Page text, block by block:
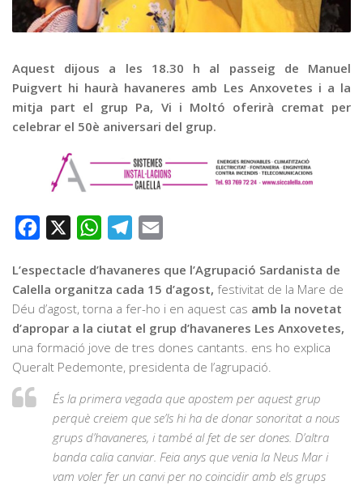
Publicitat
Contacte
Aquest dijous a les 18.30 h al passeig de Manuel
Puigvert hi haurà havaneres amb Les Anxovetes i a la
mitja part el grup Pa, Vi i Moltó oferirà cremat per
celebrar el 50è aniversari del grup.
Facebook WhatsAppTelegram
L’espectacle d’havaneres que l’Agrupació Sardanista de
Calella organitza cada 15 d’agost, festivitat de la Mare de
Déu d’agost, torna a fer-ho i en aquest cas amb la novetat
d’apropar a la ciutat el grup d’havaneres Les Anxovetes,
una formació jove de tres dones cantants. ens ho explica
Queralt Pedemonte, presidenta de l’agrupació.
És la primera vegada que apostem per aquest grup
perquè creiem que se’ls hi ha de donar sonoritat a nous
grups d’havaneres, i també al fet de ser dones. D’altra
banda calia canviar. Feia anys que venia la Neus Mar i
vam voler fer un canvi per no coincidir amb els grups